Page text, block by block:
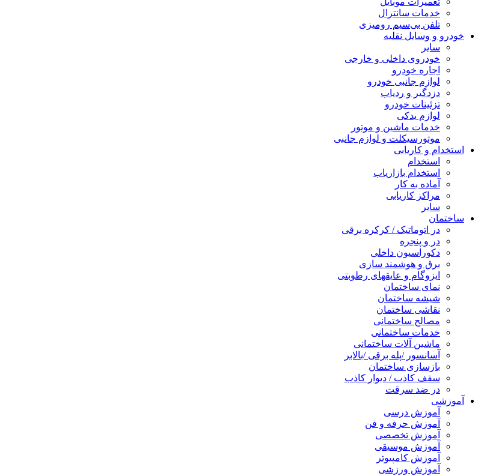
خدمات سانترال
تلفن بی‌سیم رومیزی
خودرو و وسایل نقلیه
سایر
خودروی داخلی و خارجی
اجاره خودرو
لوازم جانبی خودرو
دزدگیر و ردیاب
تزئینات خودرو
لوازم یدکی
خدمات ماشین و موتور
موتورسیکلت و لوازم جانبی
استخدام و کاریابی
استخدام
استخدام بازاریاب
آماده به کار
مراکز کاریابی
سایر
ساختمان
در اتوماتیک / کرکره برقی
در و پنجره
دکوراسیون داخلی
برق و هوشمند سازی
ایزوگام و عایقهای رطوبتی
نمای ساختمان
شیشه ساختمان
نقاشی ساختمان
مصالح ساختمانی
خدمات ساختمانی
ماشین آلات ساختمانی
آسانسور /پله برقی /بالابر
بازسازی ساختمان
سقف کاذب / دیوار کاذب
در ضد سرقت
آموزشی
آموزش درسی
آموزش حرفه و فن
آموزش تخصصی
آموزش موسیقی
آموزش کامپیوتر
آموزش ورزشی